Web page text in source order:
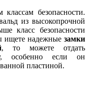
безопасности.
из высокопрочной
класс безопасности
ищете надежные замки
, то можете отдать
особенно если он
пластиной.